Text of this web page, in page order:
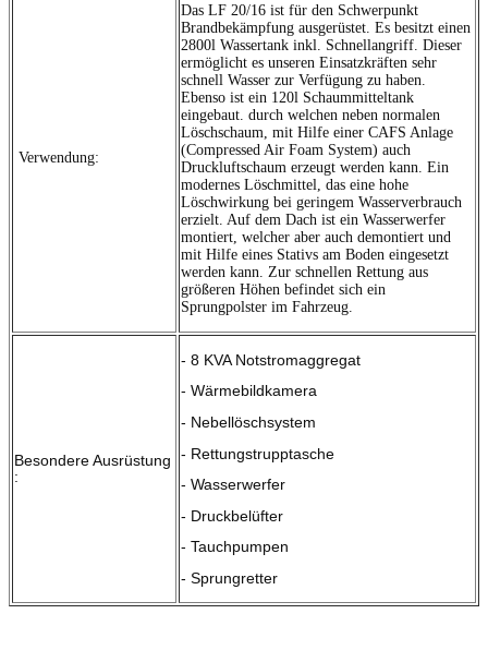
Verwendung:
Das LF 20/16 ist für den Schwerpunkt
Brandbekämpfung ausgerüstet. Es besitzt einen
2800l Wassertank inkl. Schnellangriff. Dieser
ermöglicht es unseren Einsatzkräften sehr
schnell Wasser zur Verfügung zu haben.
Ebenso ist ein 120l Schaummitteltank
eingebaut. durch welchen neben normalen
Löschschaum, mit Hilfe einer CAFS Anlage
(Compressed Air Foam System) auch
Druckluftschaum erzeugt werden kann. Ein
modernes Löschmittel, das eine hohe
Löschwirkung bei geringem Wasserverbrauch
erzielt. Auf dem Dach ist ein Wasserwerfer
montiert, welcher aber auch demontiert und
mit Hilfe eines Stativs am Boden eingesetzt
werden kann. Zur schnellen Rettung aus
größeren Höhen befindet sich ein
Sprungpolster im Fahrzeug.
Besondere Ausrüstung
:
- 8 KVA Notstromaggregat
- Wärmebildkamera
- Nebellöschsystem
- Rettungstrupptasche
- Wasserwerfer
- Druckbelüfter
- Tauchpumpen
- Sprungretter